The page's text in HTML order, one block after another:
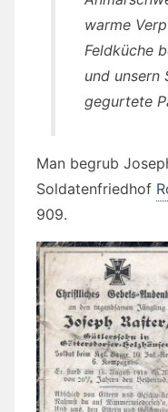
warme
Feldküche
und unsern
gegurtete
Man begrub
Soldatenfriedhof
909.